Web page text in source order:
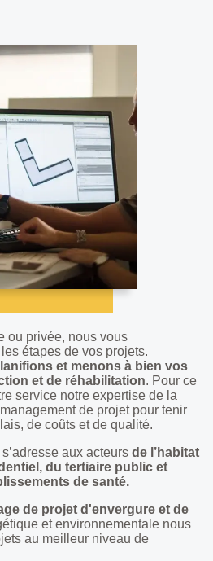
ou privée, nous vous
étapes de vos projets.
et menons à bien vos
et de réhabilitation. Pour ce
service notre expertise de la
de projet pour tenir
de coûts et de qualité.
aux acteurs de l’habitat
du tertiaire public et
de santé.
de projet d'envergure et de
et environnementale nous
au meilleur niveau de